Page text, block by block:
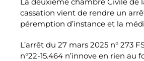
cassation vient de rendre un
péremption d’instance et la
L’arrêt du 27 mars 2025 n° 273
n°22-15.464 n’innove en rien au